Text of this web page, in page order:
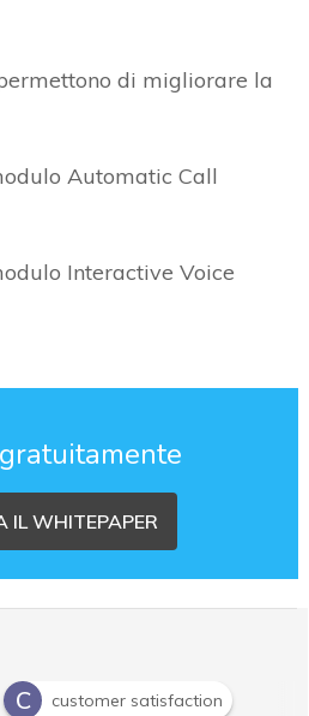
di migliorare la
Automatic Call
Interactive Voice
IL WHITEPAPER
C customer satisfaction